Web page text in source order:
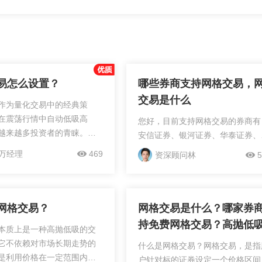
怎么设置？
为量化交易中的经典策
震荡行情中自动低吸高
来越多投资者的青睐。科
个维度：价格区间、网格
经理 469
哪些券商支持网格交易，
交易是什么
您好，目前支持网格交易的券商有
安信证券、银河证券、华泰证券、
金公司、国信证券、申万宏源、中
建投，这些券商都是支持自动网格
资深顾问林
格交易？
质上是一种高抛低吸的交
不依赖对市场长期走势的
利用价格在一定范围内的
网格交易是什么？哪家券
持免费网格交易？高抛低
工具—网格交易！
什么是网格交易？网格交易，是指
户针对标的证券设定一个价格区间